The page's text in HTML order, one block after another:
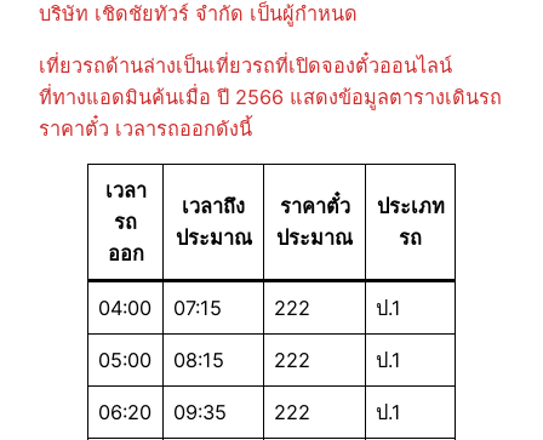
บริษัท เชิดชัยทัวร์ จำกัด เป็นผู้กำหนด
เที่ยวรถด้านล่างเป็นเที่ยวรถที่เปิดจองตั๋วออนไลน์
ที่ทางแอดมินค้นเมื่อ ปี 2566 แสดงข้อมูลตารางเดินรถ
ราคาตั๋ว เวลารถออกดังนี้
เวลา
รถ
ออก
เวลาถึง
ประมาณ
ราคาตั๋ว
ประมาณ
ประเภท
รถ
04:00 07:15 222 ป.1
05:00 08:15 222 ป.1
06:20 09:35 222 ป.1